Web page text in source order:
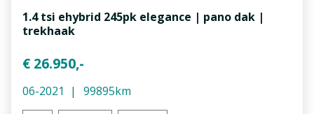
1.4 tsi ehybrid 245pk elegance | pano dak |
trekhaak
€ 26.950,-
06-2021 99895km